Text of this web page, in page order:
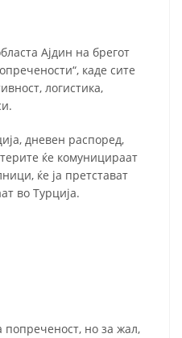
Ајдин на брегот
каде сите
логистика,
дневен распоред,
ќе комуницираат
ќе ја претстават
во Турција.
но за жал,